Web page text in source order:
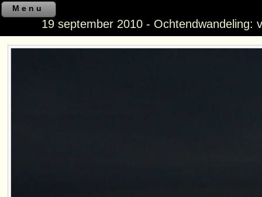
Menu
19 september 2010 - Ochtendwandeling: